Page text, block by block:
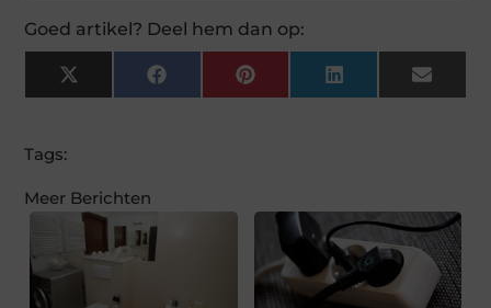
Goed artikel? Deel hem dan op:
X
(Twitter)
FacebookPinterest LinkedIn Email
Tags:
Meer Berichten